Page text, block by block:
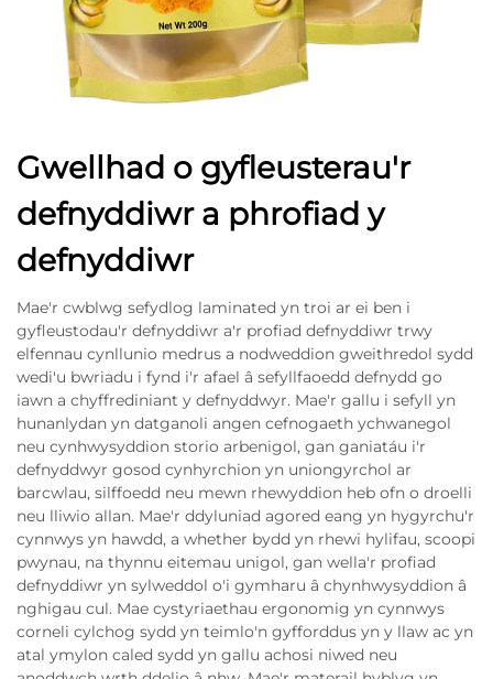
Gwellhad o gyfleusterau'r
defnyddiwr a phrofiad y
defnyddiwr
Mae'r cwblwg sefydlog laminated yn troi ar ei ben i
gyfleustodau'r defnyddiwr a'r profiad defnyddiwr trwy
elfennau cynllunio medrus a nodweddion gweithredol sydd
wedi'u bwriadu i fynd i'r afael â sefyllfaoedd defnydd go
iawn a chyffrediniant y defnyddwyr. Mae'r gallu i sefyll yn
hunanlydan yn datganoli angen cefnogaeth ychwanegol
neu cynhwysyddion storio arbenigol, gan ganiatáu i'r
defnyddwyr gosod cynhyrchion yn uniongyrchol ar
barcwlau, silffoedd neu mewn rhewyddion heb ofn o droelli
neu lliwio allan. Mae'r ddyluniad agored eang yn hygyrchu'r
cynnwys yn hawdd, a whether bydd yn rhewi hylifau, scoopi
pwynau, na thynnu eitemau unigol, gan wella'r profiad
defnyddiwr yn sylweddol o'i gymharu â chynhwysyddion â
nghigau cul. Mae cystyriaethau ergonomig yn cynnwys
corneli cylchog sydd yn teimlo'n gyfforddus yn y llaw ac yn
atal ymylon caled sydd yn gallu achosi niwed neu